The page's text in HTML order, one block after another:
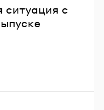
ситуация с